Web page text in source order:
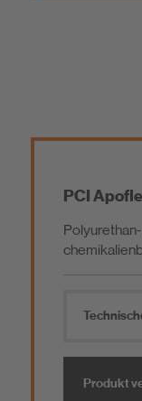
PCI
Produkt